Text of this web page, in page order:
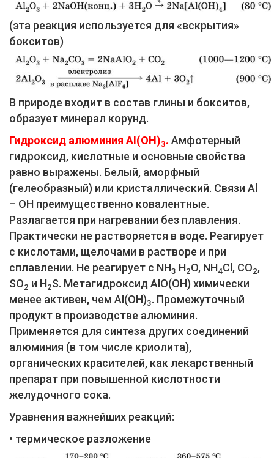
(эта реакция используется для «вскрытия»
бокситов)
В природе входит в состав глины и бокситов,
образует минерал корунд.
Гидроксид алюминия Al(ОН)3. Амфотерный
гидроксид, кислотные и основные свойства
равно выражены. Белый, аморфный
(гелеобразный) или кристаллический. Связи Al
– ОН преимущественно ковалентные.
Разлагается при нагревании без плавления.
Практически не растворяется в воде. Реагирует
с кислотами, щелочами в растворе и при
сплавлении. Не реагирует с NH3 Н2O, NH4Cl, СO2,
SO2 и H2S. Метагидроксид АlO(ОН) химически
менее активен, чем Al(ОН)3. Промежуточный
продукт в производстве алюминия.
Применяется для синтеза других соединений
алюминия (в том числе криолита),
органических красителей, как лекарственный
препарат при повышенной кислотности
желудочного сока.
Уравнения важнейших реакций:
• термическое разложение